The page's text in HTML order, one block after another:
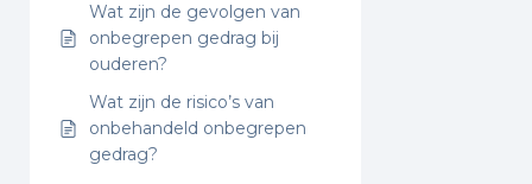
Wat zijn de gevolgen van
onbegrepen gedrag bij
ouderen?
Wat zijn de risico’s van
onbehandeld onbegrepen
gedrag?